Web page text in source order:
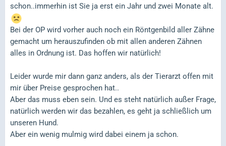
schon..immerhin ist Sie ja erst ein Jahr und zwei Monate alt.
Bei der OP wird vorher auch noch ein Röntgenbild aller Zähne
gemacht um herauszufinden ob mit allen anderen Zähnen
alles in Ordnung ist. Das hoffen wir natürlich!
Leider wurde mir dann ganz anders, als der Tierarzt offen mit
mir über Preise gesprochen hat..
Aber das muss eben sein. Und es steht natürlich außer Frage,
natürlich werden wir das bezahlen, es geht ja schließlich um
unseren Hund.
Aber ein wenig mulmig wird dabei einem ja schon.